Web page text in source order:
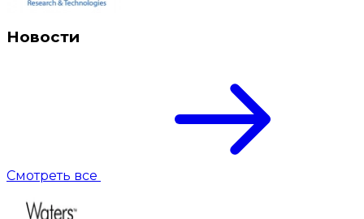
Новости
Смотреть все